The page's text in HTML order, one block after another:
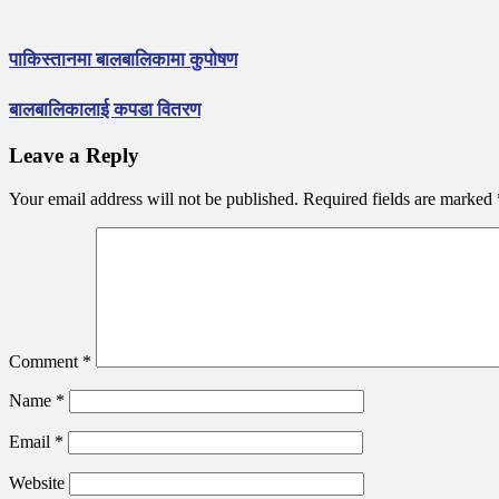
पाकिस्तानमा बालबालिकामा कुपोषण
बालबालिकालाई कपडा वितरण
Leave a Reply
Your email address will not be published. Required fields are marked
Comment *
Name *
Email *
Website